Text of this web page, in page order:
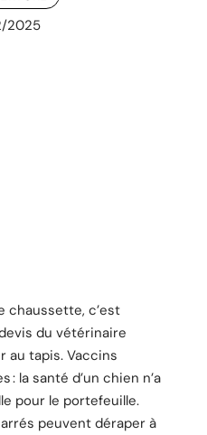
2025
chaussette, c’est
du vétérinaire
au tapis. Vaccins
la santé d’un chien n’a
pour le portefeuille.
peuvent déraper à